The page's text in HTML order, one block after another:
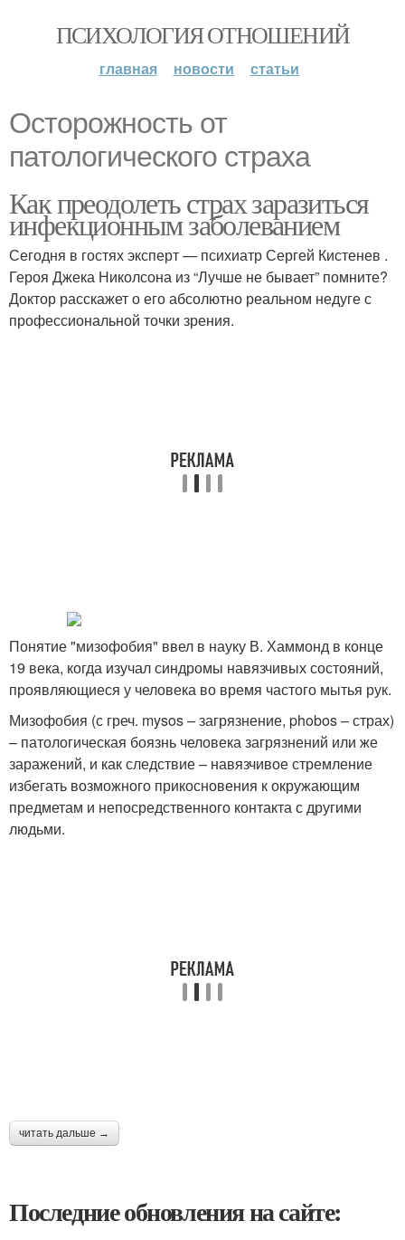
ПСИХОЛОГИЯ ОТНОШЕНИЙ
главная новости статьи
Осторожность от
патологического страха
Как преодолеть страх заразиться
инфекционным заболеванием
Сегодня в гостях эксперт — психиатр Сергей Кистенев .
Героя Джека Николсона из “Лучше не бывает” помните?
Доктор расскажет о его абсолютно реальном недуге с
профессиональной точки зрения.
Понятие "мизофобия" ввел в науку В. Хаммонд в конце
19 века, когда изучал синдромы навязчивых состояний,
проявляющиеся у человека во время частого мытья рук.
Мизофобия (с греч. mysos – загрязнение, phobos – страх)
– патологическая боязнь человека загрязнений или же
заражений, и как следствие – навязчивое стремление
избегать возможного прикосновения к окружающим
предметам и непосредственного контакта с другими
людьми.
читать дальше →
Последние обновления на сайте: